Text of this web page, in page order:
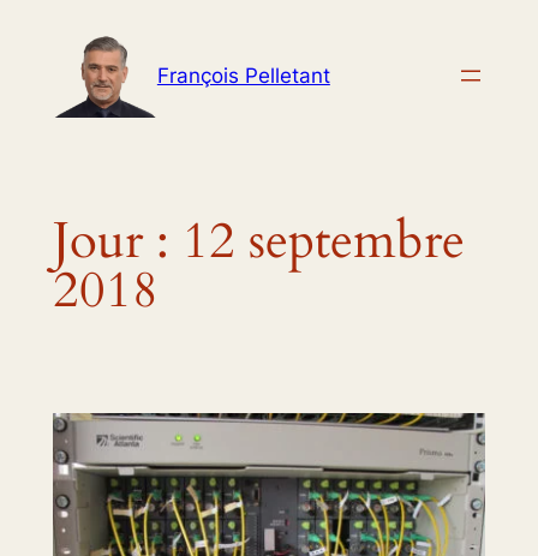
contenu
François Pelletant
Jour : 12 septembre
2018